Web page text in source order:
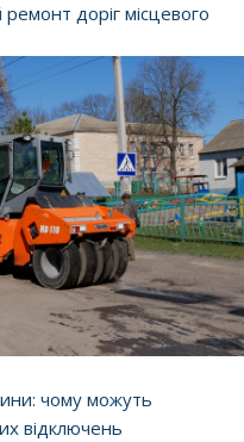
доріг місцевого
чому можуть
відключень